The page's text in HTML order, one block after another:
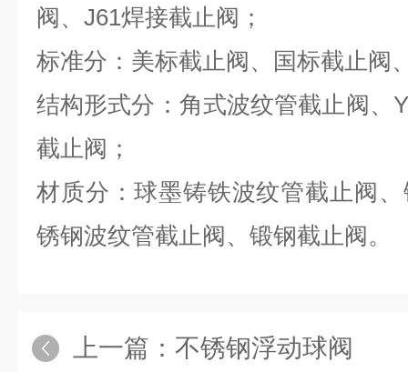
阀、J61焊接截止阀；
标准分：美标截止阀、国标截止阀
结构形式分：角式波纹管截止阀、
截止阀；
材质分：球墨铸铁波纹管截止阀
锈钢波纹管截止阀、锻钢截止阀。
上一篇： 不锈钢浮动球阀